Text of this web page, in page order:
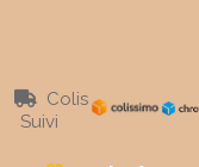

Colis
Suivi